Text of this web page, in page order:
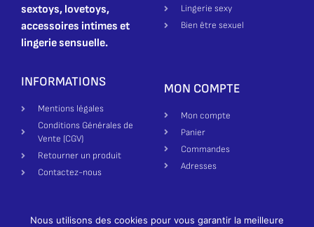
sextoys, lovetoys,
accessoires intimes et
lingerie sensuelle.
Lingerie sexy
Bien être sexuel
INFORMATIONS
Mentions légales
Conditions Générales de
Vente (CGV)
Retourner un produit
Contactez-nous
MON COMPTE
Mon compte
Panier
Commandes
Adresses
Nous utilisons des cookies pour vous garantir la meilleure